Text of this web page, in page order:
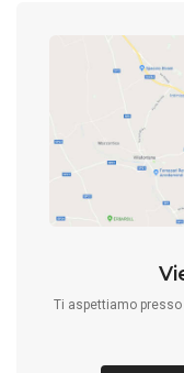
Ti aspettiamo presso